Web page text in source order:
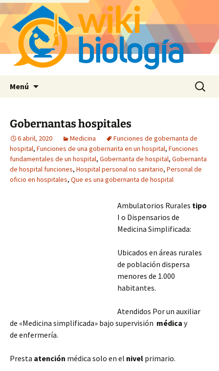
Menú Buscar:
Gobernantas hospitales
6 abril, 2020 Medicina
Funciones de gobernanta de
hospital, Funciones de una gobernanta en un hospital, Funciones
fundamentales de un hospital, Gobernanta de hospital, Gobernanta
de hospital funciones, Hospital personal no sanitario, Personal de
oficio en hospitales, Que es una gobernanta de hospital
Ambulatorios Rurales tipo
I o Dispensarios de
Medicina Simplificada:
Ubicados en áreas rurales
de población dispersa
menores de 1.000
habitantes.
Atendidos Por un auxiliar
de «Medicina simplificada» bajo supervisión médica y
de enfermería.
Presta atención médica solo en el nivel primario.